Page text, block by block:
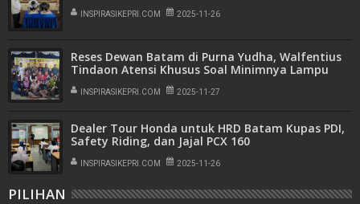
INSPIRASIKEPRI.COM 2025-11-26
Reses Dewan Batam di Purna Yudha, Walfentius
Tindaon Atensi Khusus Soal Minimnya Lampu
Jalan Raya Kabil
INSPIRASIKEPRI.COM 2025-11-27
Dealer Tour Honda untuk HRD Batam Kupas PDI,
Safety Riding, dan Jajal PCX 160
INSPIRASIKEPRI.COM 2025-11-26
PILIHAN